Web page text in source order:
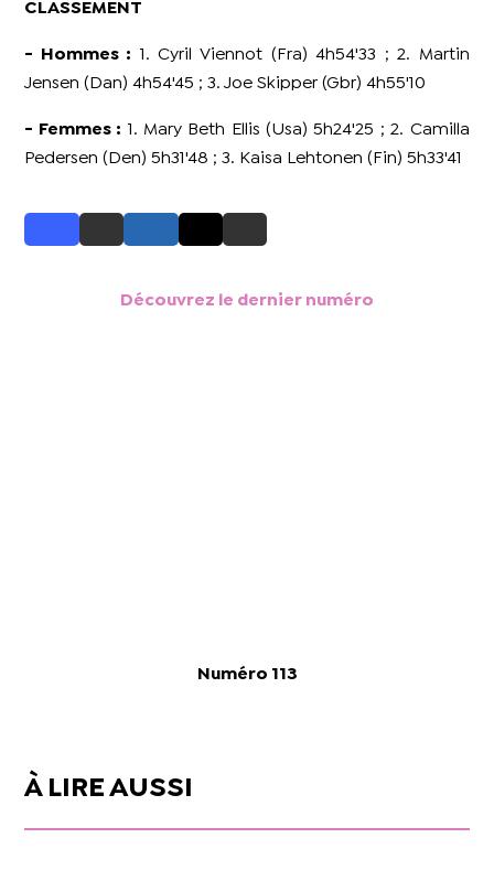
CLASSEMENT
- Hommes :
1. Cyril Viennot (Fra) 4h54'33 ; 2. Martin
Jensen (Dan) 4h54'45 ; 3. Joe Skipper (Gbr) 4h55'10
- Femmes : 1. Mary Beth Ellis (Usa) 5h24'25 ; 2. Camilla
Pedersen (Den) 5h31'48 ; 3. Kaisa Lehtonen (Fin) 5h33'41
Découvrez le dernier numéro
Numéro 113
À LIRE AUSSI